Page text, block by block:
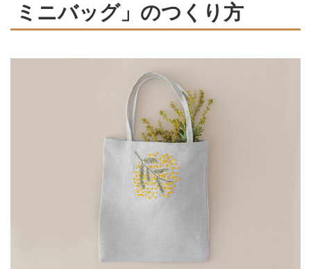
ミニバッグ」のつくり方